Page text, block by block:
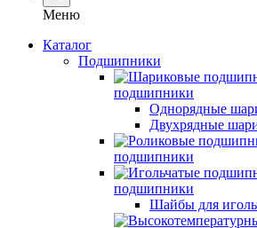
Меню
Каталог
Подшипники
подшипники
Однорядные
Двухрядные
подшипники
подшипники
Шайбы для